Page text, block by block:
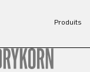
Produits